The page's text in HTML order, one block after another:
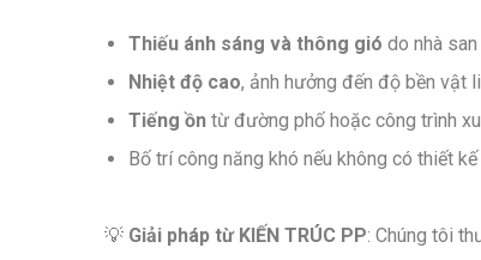
Thiếu ánh sáng và thông gió do nhà
Nhiệt độ cao, ảnh hưởng đến độ bền vật
Tiếng ồn từ đường phố hoặc công trình
Bố trí công năng khó nếu không có thiết kế
💡 Giải pháp từ KIẾN TRÚC PP: Chúng tôi